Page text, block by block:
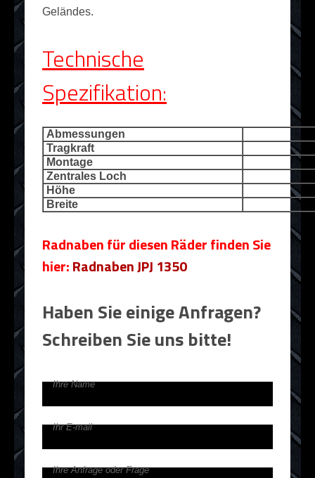
Geländes.
Technische
Spezifikation:
Abmessungen
Tragkraft
Montage
Zentrales Loch
Höhe
Breite
Radnaben für diesen Räder finden Sie
hier:Radnaben JPJ 1350
Haben Sie einige Anfragen?
Schreiben Sie uns bitte!
Ihre Name
Ihr E-mail
Ihre Anfrage oder Frage